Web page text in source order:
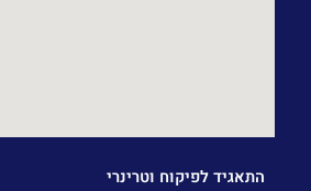
התאגיד לפיקוח וטרינרי